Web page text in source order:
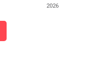
2026